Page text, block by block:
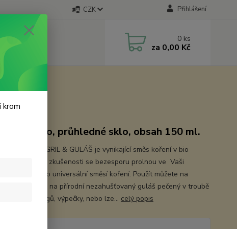
CZK Přihlášení
0 ks
za 0,00 Kč
retro, průhledné sklo, obsah 150 ml.
koření BIO GRIL & GULÁŠ je vynikající směs koření v bio
Dlouholeté zkušenosti se bezesporu prolnou ve Vaši
s touto universální směsí koření. Použít můžete na
guláš tak i na přírodní nezahušťovaný guláš pečený v troubě
masové ragů, výpečky, nebo lze... celý popis
krom